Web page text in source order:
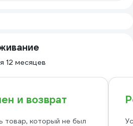
12 месяцев
и возврат
товар, который не был